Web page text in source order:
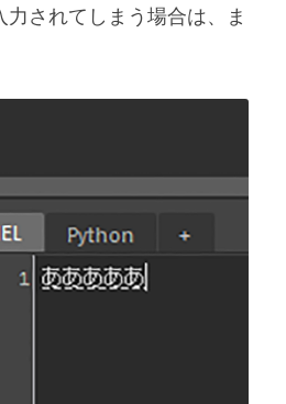
力されてしまう場合は、ま